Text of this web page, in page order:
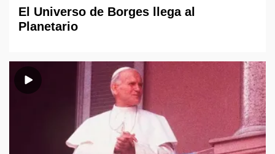
El Universo de Borges llega al
Planetario